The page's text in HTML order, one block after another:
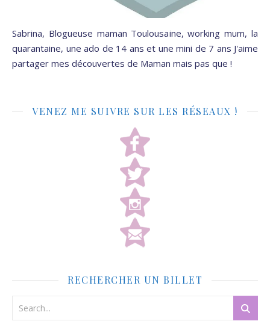
Sabrina, Blogueuse maman Toulousaine, working mum, la
quarantaine, une ado de 14 ans et une mini de 7 ans J'aime
partager mes découvertes de Maman mais pas que !
VENEZ ME SUIVRE SUR LES RÉSEAUX !
RECHERCHER UN BILLET